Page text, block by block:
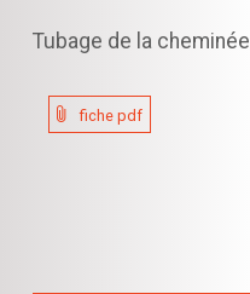
Tubage de la cheminée
fiche pdf